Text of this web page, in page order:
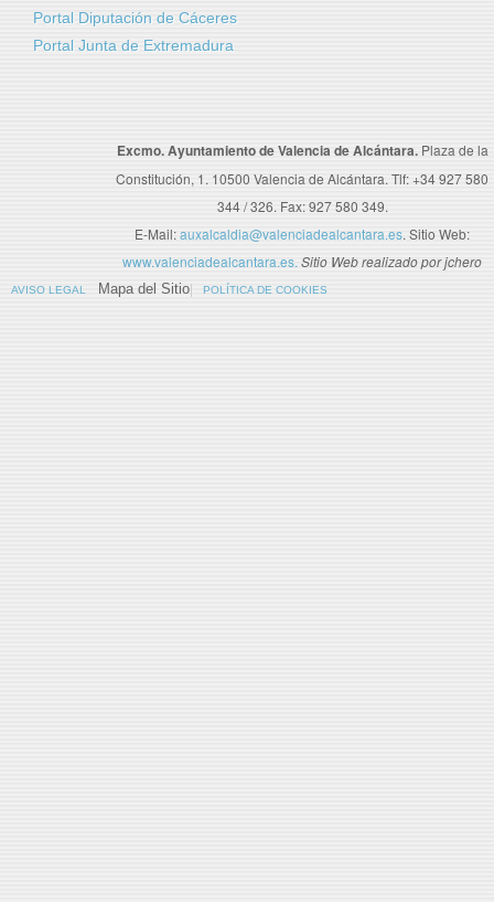
Portal Diputación de Cáceres
Portal Junta de Extremadura
Excmo. Ayuntamiento de Valencia de Alcántara. Plaza de la
Constitución, 1. 10500 Valencia de Alcántara. Tlf: +34 927 580
344 / 326. Fax: 927 580 349.
E-Mail:auxalcaldia@valenciadealcantara.es. Sitio Web:
www.valenciadealcantara.es. Sitio Web realizado por jchero
AVISO LEGAL Mapa del Sitio POLÍTICA DE COOKIES